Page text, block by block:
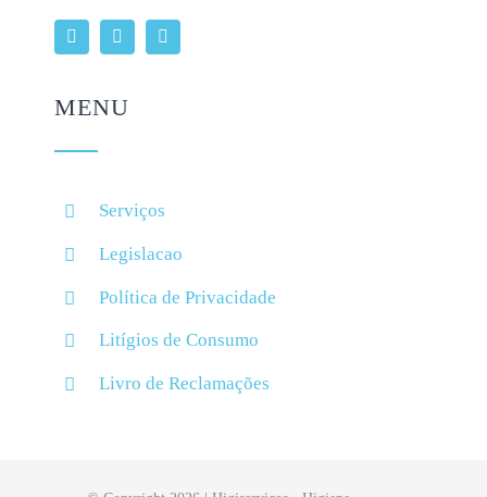
MENU
Serviços
Legislacao
Política de Privacidade
Litígios de Consumo
Livro de Reclamações